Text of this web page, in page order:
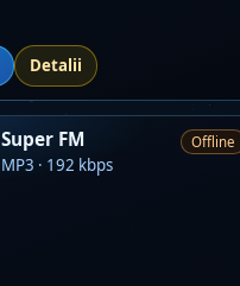
Detalii
Super FM
MP3 · 192 kbps
Offline